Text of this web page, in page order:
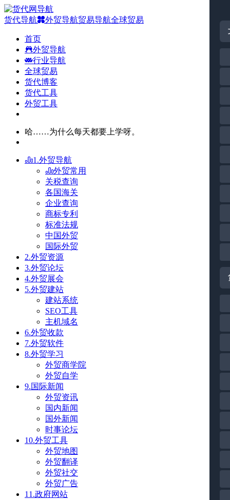
货代导航 外贸导航贸易导航全球贸易
首页
外贸导航
行业导航
全球贸易
货代博客
货代工具
外贸工具
哈……为什么每天都要上学呀。
1.外贸导航
外贸常用
关税查询
各国海关
企业查询
商标专利
标准法规
中国外贸
国际外贸
2.外贸资源
3.外贸论坛
4.外贸展会
5.外贸建站
建站系统
SEO工具
主机域名
6.外贸收款
7.外贸软件
8.外贸学习
外贸商学院
外贸自学
9.国际新闻
外贸资讯
国内新闻
国外新闻
时事论坛
10.外贸工具
外贸地图
外贸翻译
外贸社交
外贸广告
11.政府网站